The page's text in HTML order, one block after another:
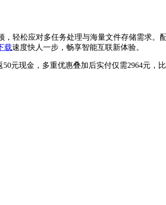
轻松应对多任务处理与海量文件存储需求。
载速度快人一步，畅享智能互联新体验。
元现金，多重优惠叠加后实付仅需2964元，